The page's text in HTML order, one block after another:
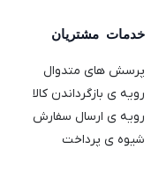
Genio 2خدمات مشتریان
پرسش های متدوال
رویه ی بازگرداندن کالا
رویه ی ارسال سفارش
شیوه ی پرداخت